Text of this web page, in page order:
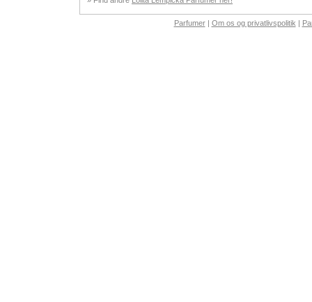
Parfumer| Om os og privatlivspolitik |